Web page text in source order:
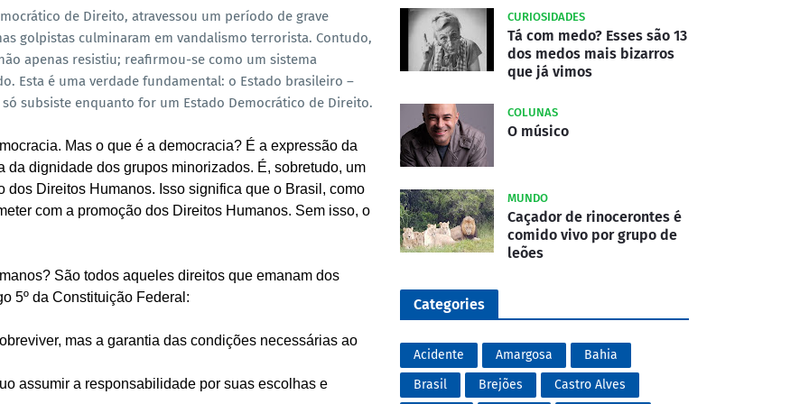
de Direito, atravessou um período de grave
golpistas culminaram em vandalismo terrorista. Contudo,
apenas resistiu; reafirmou-se como um sistema
Esta é uma verdade fundamental: o Estado brasileiro –
subsiste enquanto for um Estado Democrático de Direito.
Mas o que é a democracia? É a expressão da
dignidade dos grupos minorizados. É, sobretudo, um
Direitos Humanos. Isso significa que o Brasil, como
com a promoção dos Direitos Humanos. Sem isso, o
São todos aqueles direitos que emanam dos
5º da Constituição Federal:
mas a garantia das condições necessárias ao
assumir a responsabilidade por suas escolhas e
CURIOSIDADES
Tá com medo? Esses são 13
dos medos mais bizarros
que já vimos
COLUNAS
O músico
MUNDO
Caçador de rinocerontes é
comido vivo por grupo de
leões
Categories
Acidente Amargosa
Bahia
Brasil
Brejões Castro Alves